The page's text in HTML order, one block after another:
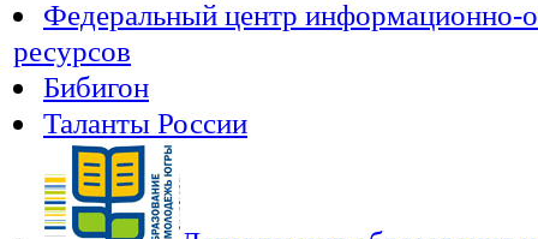
Федеральный центр информационно-
ресурсов
Бибигон
Таланты России